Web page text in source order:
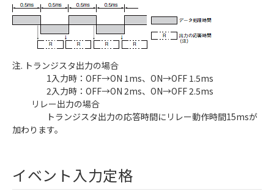
注. トランジスタ出力の場合
1入力時：OFF→ON 1ms、ON→OFF 1.5ms
2入力時：OFF→ON 2ms、ON→OFF 2.5ms
リレー出力の場合
トランジスタ出力の応答時間にリレー動作時間15msが
加わります。
イベント入力定格